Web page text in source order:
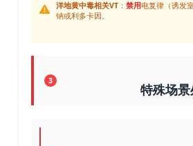
洋地黄中毒相关VT ： 禁用电复律（诱发
钠或利多卡因。
3
特殊场景